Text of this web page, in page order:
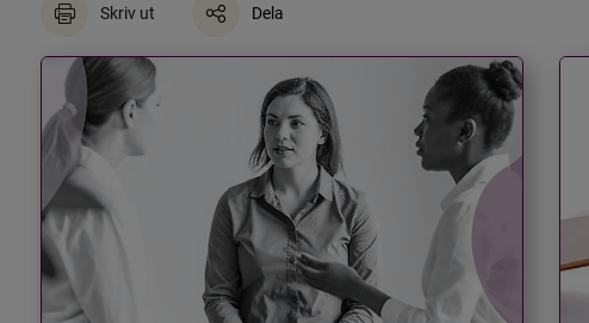
Skriv ut Dela